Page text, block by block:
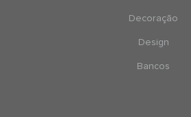
Decoração
Design
Bancos